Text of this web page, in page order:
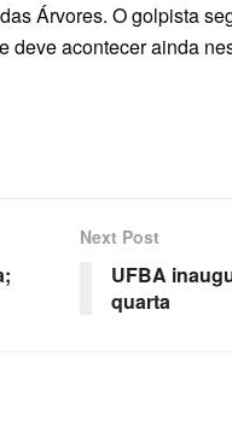
Árvores. O golpista
deve acontecer ainda
Next Post
UFBA
quarta